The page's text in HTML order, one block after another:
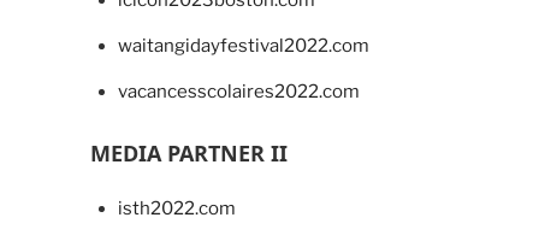
waitangidayfestival2022.com
vacancesscolaires2022.com
MEDIA PARTNER II
isth2022.com